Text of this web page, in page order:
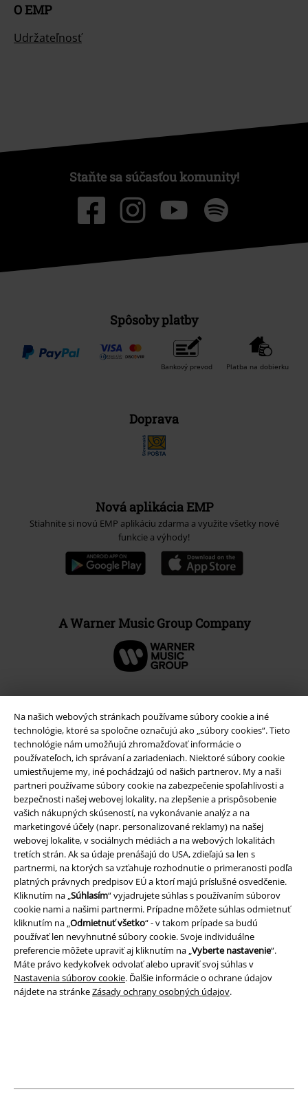
Na našich webových stránkach používame súbory cookie a iné
technológie, ktoré sa spoločne označujú ako „súbory cookies“. Tieto
technológie nám umožňujú zhromažďovať informácie o
používateľoch, ich správaní a zariadeniach. Niektoré súbory cookie
umiestňujeme my, iné pochádzajú od našich partnerov. My a naši
partneri používame súbory cookie na zabezpečenie spoľahlivosti a
bezpečnosti našej webovej lokality, na zlepšenie a prispôsobenie
vašich nákupných skúseností, na vykonávanie analýz a na
marketingové účely (napr. personalizované reklamy) na našej
webovej lokalite, v sociálnych médiách a na webových lokalitách
tretích strán. Ak sa údaje prenášajú do USA, zdieľajú sa len s
partnermi, na ktorých sa vzťahuje rozhodnutie o primeranosti podľa
platných právnych predpisov EÚ a ktorí majú príslušné osvedčenie.
Kliknutím na „Súhlasím“ vyjadrujete súhlas s používaním súborov
cookie nami a našimi partnermi. Prípadne môžete súhlas odmietnuť
kliknutím na „Odmietnuť všetko“ - v takom prípade sa budú
používať len nevyhnutné súbory cookie. Svoje individuálne
preferencie môžete upraviť aj kliknutím na „Vyberte nastavenie“.
Máte právo kedykoľvek odvolať alebo upraviť svoj súhlas v
Nastavenia súborov cookie. Ďalšie informácie o ochrane údajov
nájdete na stránkeZásady ochrany osobných údajov.
O EMP
Udržateľnosť
Staňte sa súčasťou komunity!
Spôsoby platby
Bankový prevod Platba na dobierku
Doprava
Nová aplikácia EMP
Stiahnite si novú EMP aplikáciu zdarma a využite všetky nové
funkcie a výhody!
A Warner Music Group Company
Právne informácie
Podmienky
Imprint
Ochrana osobných údajov
Likvidácia odpadu a ochrana životného prostredia
Vyhlásenie o zhode
Informácie o prístupnosti